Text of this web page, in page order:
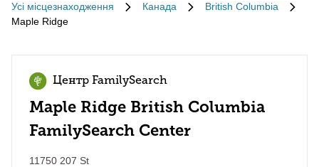
Усі місцезнаходження Канада
British Columbia
Maple Ridge
Центр FamilySearch
Maple Ridge British Columbia
FamilySearch Center
11750 207 St